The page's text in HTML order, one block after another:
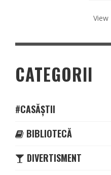
View
CATEGORII
#CASĂȘTII
BIBLIOTECĂ
DIVERTISMENT